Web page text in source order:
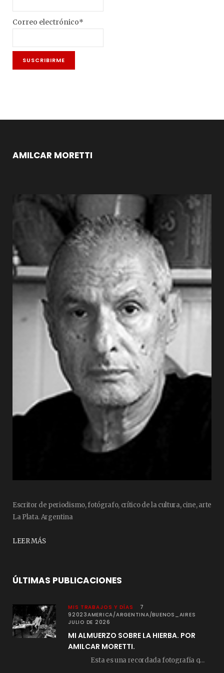
Correo electrónico*
AMILCAR MORETTI
Escritor de periodismo, fotógrafo, crítico de la cultura, cine, arte
La Plata. Argentina
LEER MÁS
ÚLTIMAS PUBLICACIONES
MIS TRABAJOS Y DÍAS
7
92023AMERICA/ARGENTINA/BUENOS_AIRES
JULIO DE 2026
MI ALMUERZO SOBRE LA HIERBA. POR
AMILCAR MORETTI.
Esta es una recordada fotografía que registré…